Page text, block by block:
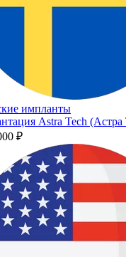
импланты
Astra Tech (Астра
₽